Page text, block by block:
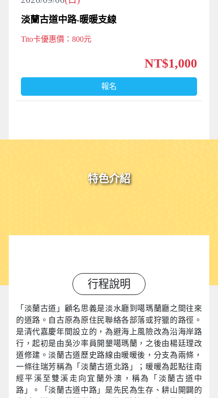
淡蘭古道中路-暖暖支線
Tito卡優惠價：800元
NT$1,000
報名
特色介紹
行程說明
「淡蘭古道」顧名思義是淡水廳到噶瑪蘭廳之間往來
的道路。自古原為原住民聯絡各部落或狩獵的路徑。
是清代嘉慶年間設立的，為避海上風險改為沿海岸路
行，起初是由吳沙率員開墾噶瑪蘭，之後由楊廷理改
道修建。淡蘭古道歷史路線由暖暖後，分支為兩條，
一條往瑞芳稱為「淡蘭古道北路」；暖暖為起點往南
經平溪至雙溪走向宜蘭外澳，稱為「淡蘭古道中
路」。「淡蘭古道中路」是先民為生存、耕山開闢的